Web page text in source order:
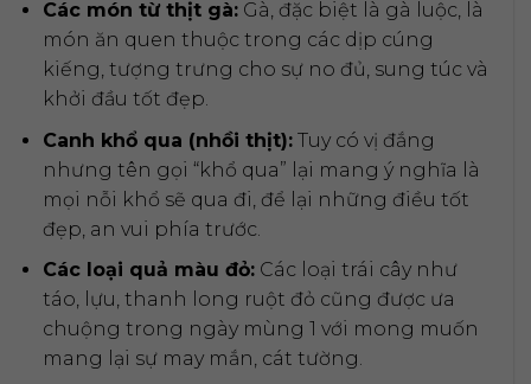
Các món từ thịt gà:Gà, đặc biệt là gà luộc, là
món ăn quen thuộc trong các dịp cúng
kiếng, tượng trưng cho sự no đủ, sung túc và
khởi đầu tốt đẹp.
Canh khổ qua (nhồi thịt):Tuy có vị đắng
nhưng tên gọi “khổ qua” lại mang ý nghĩa là
mọi nỗi khổ sẽ qua đi, để lại những điều tốt
đẹp, an vui phía trước.
Các loại quả màu đỏ:Các loại trái cây như
táo, lựu, thanh long ruột đỏ cũng được ưa
chuộng trong ngày mùng 1 với mong muốn
mang lại sự may mắn, cát tường.